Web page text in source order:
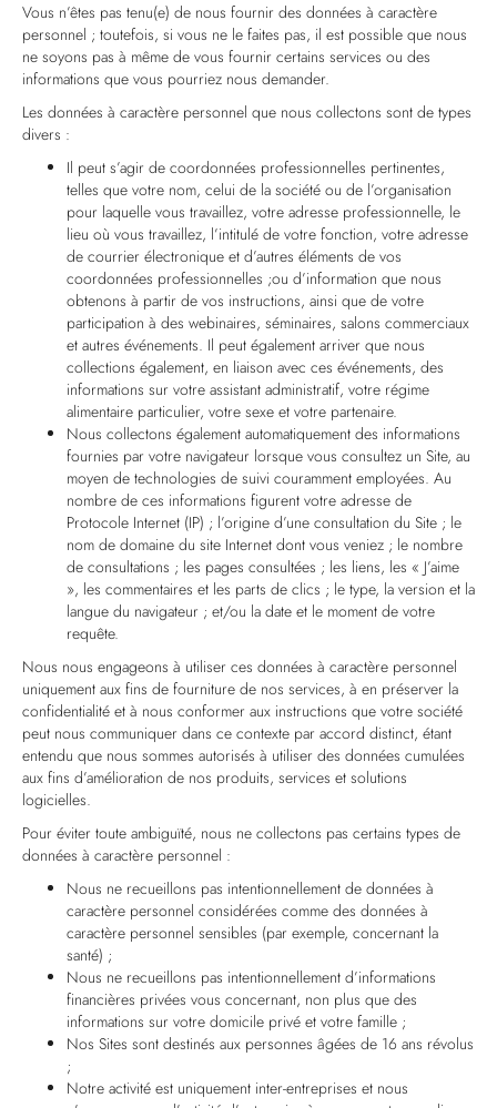
Vous n’êtes pas tenu(e) de nous fournir des données à caractère
personnel ; toutefois, si vous ne le faites pas, il est possible que nous
ne soyons pas à même de vous fournir certains services ou des
informations que vous pourriez nous demander.
Les données à caractère personnel que nous collectons sont de types
divers :
Il peut s’agir de coordonnées professionnelles pertinentes,
telles que votre nom, celui de la société ou de l’organisation
pour laquelle vous travaillez, votre adresse professionnelle, le
lieu où vous travaillez, l’intitulé de votre fonction, votre adresse
de courrier électronique et d’autres éléments de vos
coordonnées professionnelles ;ou d’information que nous
obtenons à partir de vos instructions, ainsi que de votre
participation à des webinaires, séminaires, salons commerciaux
et autres événements. Il peut également arriver que nous
collections également, en liaison avec ces événements, des
informations sur votre assistant administratif, votre régime
alimentaire particulier, votre sexe et votre partenaire.
Nous collectons également automatiquement des informations
fournies par votre navigateur lorsque vous consultez un Site, au
moyen de technologies de suivi couramment employées. Au
nombre de ces informations figurent votre adresse de
Protocole Internet (IP) ; l’origine d’une consultation du Site ; le
nom de domaine du site Internet dont vous veniez ; le nombre
de consultations ; les pages consultées ; les liens, les « J’aime
», les commentaires et les parts de clics ; le type, la version et la
langue du navigateur ; et/ou la date et le moment de votre
requête.
Nous nous engageons à utiliser ces données à caractère personnel
uniquement aux fins de fourniture de nos services, à en préserver la
confidentialité et à nous conformer aux instructions que votre société
peut nous communiquer dans ce contexte par accord distinct, étant
entendu que nous sommes autorisés à utiliser des données cumulées
aux fins d’amélioration de nos produits, services et solutions
logicielles.
Pour éviter toute ambiguïté, nous ne collectons pas certains types de
données à caractère personnel :
Nous ne recueillons pas intentionnellement de données à
caractère personnel considérées comme des données à
caractère personnel sensibles (par exemple, concernant la
santé) ;
Nous ne recueillons pas intentionnellement d’informations
financières privées vous concernant, non plus que des
informations sur votre domicile privé et votre famille ;
Nos Sites sont destinés aux personnes âgées de 16 ans révolus
;
Notre activité est uniquement inter-entreprises et nous